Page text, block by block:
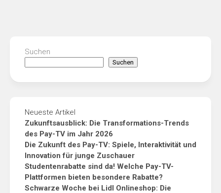
Suchen
Suchen
Neueste Artikel
Zukunftsausblick: Die Transformations-Trends
des Pay-TV im Jahr 2026
Die Zukunft des Pay-TV: Spiele, Interaktivität und
Innovation für junge Zuschauer
Studentenrabatte sind da! Welche Pay-TV-
Plattformen bieten besondere Rabatte?
Schwarze Woche bei Lidl Onlineshop: Die